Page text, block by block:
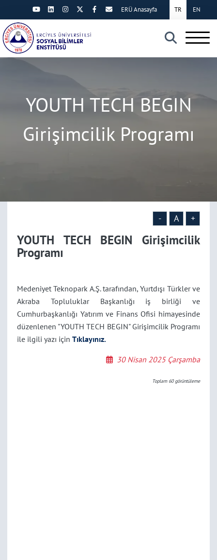
×
TR EN
ERÜ Anasayfa
YOUTH TECH BEGIN
Girişimcilik Programı
- A +
YOUTH TECH BEGIN Girişimcilik
Programı
Medeniyet Teknopark A.Ş. tarafından, Yurtdışı Türkler ve
Akraba Topluluklar Başkanlığı iş birliği ve
Cumhurbaşkanlığı Yatırım ve Finans Ofisi himayesinde
düzenlenen "YOUTH TECH BEGIN" Girişimcilik Programı
ile ilgili yazı için Tıklayınız.
30 Nisan 2025 Çarşamba
Toplam 60görüntüleme